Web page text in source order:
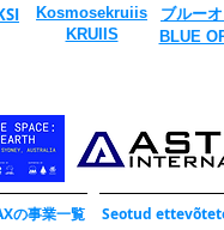
Kosmosekruiis
KRUIIS
ブルー
​BLUE
の事業一覧 Seotud